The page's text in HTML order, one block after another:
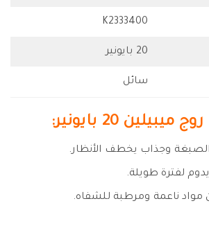
K2333400
20 بايونير
سائل
20 بايونير:
وجذاب يخطف الأنظار.
لفترة طويلة.
مواد ناعمة ومرطبة للشفاه.